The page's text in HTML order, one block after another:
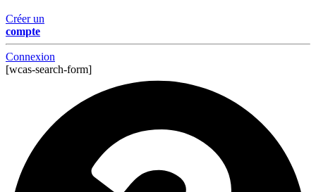
Créer un
compte
Connexion
[wcas-search-form]